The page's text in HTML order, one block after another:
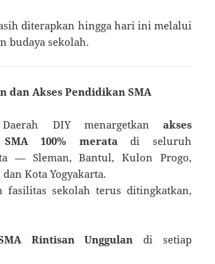
diterapkan hingga hari ini melalui
budaya sekolah.
dan Akses Pendidikan SMA
Daerah DIY menargetkan akses
100% meratadi seluruh
— Sleman, Bantul, Kulon Progo,
Kota Yogyakarta.
fasilitas sekolah terus ditingkatkan,
Rintisan Unggulan di setiap